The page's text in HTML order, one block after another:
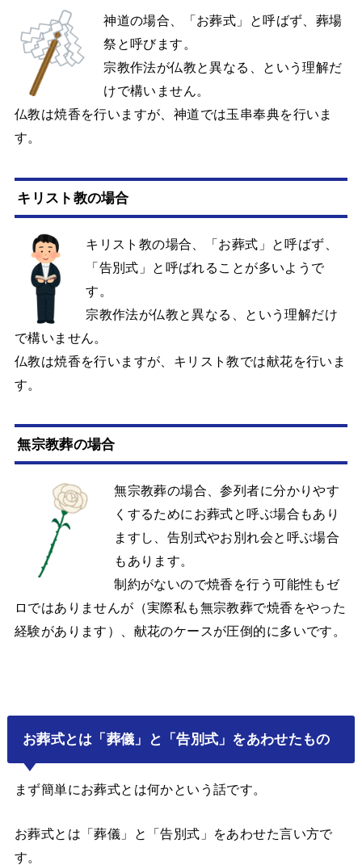
神道の場合、「お葬式」と呼ばず、葬場
祭と呼びます。
宗教作法が仏教と異なる、という理解だ
けで構いません。
仏教は焼香を行いますが、神道では玉串奉典を行いま
す。
キリスト教の場合
キリスト教の場合、「お葬式」と呼ばず、
「告別式」と呼ばれることが多いようで
す。
宗教作法が仏教と異なる、という理解だけ
で構いません。
仏教は焼香を行いますが、キリスト教では献花を行いま
す。
無宗教葬の場合
無宗教葬の場合、参列者に分かりやす
くするためにお葬式と呼ぶ場合もあり
ますし、告別式やお別れ会と呼ぶ場合
もあります。
制約がないので焼香を行う可能性もゼ
ロではありませんが（実際私も無宗教葬で焼香をやった
経験があります）、献花のケースが圧倒的に多いです。
お葬式とは「葬儀」と「告別式」をあわせたもの
まず簡単にお葬式とは何かという話です。
お葬式とは「葬儀」と「告別式」をあわせた言い方で
す。